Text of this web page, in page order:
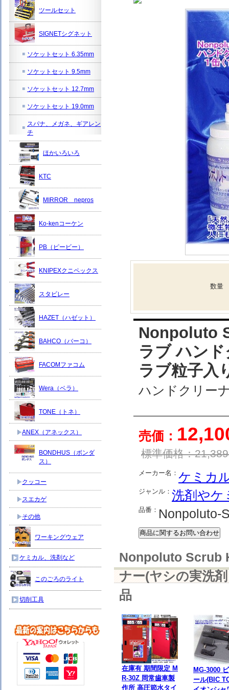
数量
Nonpoluto
ラブ ハン
ラブ粒子入
ハンドクリー
売価：
標準価格：21,389
メーカー名： ケミカ
ジャンル： 洗剤やケ
品番： Nonpoluto-
Nonpoluto Scrub
ナー(ヤシの実洗
品
在庫有 期間限定 M
R-30Z 岡常歯車製
作所 高圧節水タイ
MG-3000
ール(BIC
ツールセット
SIGNETシグネット
ソケットセット 6.35mm
ソケットセット 9.5mm
ソケットセット 12.7mm
ソケットセット 19.0mm
スパナ、メガネ、ギアレン
チ
ほかいろいろ
KTC
MIRROR nepros
Ko-kenコーケン
PB（ピービー）
KNIPEXクニペックス
スタビレー
HAZET（ハゼット）
BAHCO（バーコ）
FACOMファコム
Wera（ベラ）
TONE（トネ）
ANEX（アネックス）
BONDHUS（ボンダ
ス）
クッコー
スエカゲ
その他
ワーキングウェア
ケミカル、洗剤など
このごろのライト
切削工具